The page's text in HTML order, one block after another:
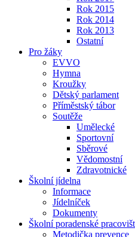
Rok 2015
Rok 2014
Rok 2013
Ostatní
Pro žáky
EVVO
Hymna
Kroužky
Dětský parlament
Příměstský tábor
Soutěže
Umělecké
Sportovní
Sběrové
Vědomostní
Zdravotnické
Školní jídelna
Informace
Jídelníček
Dokumenty
Školní poradenské
Metodička prevence